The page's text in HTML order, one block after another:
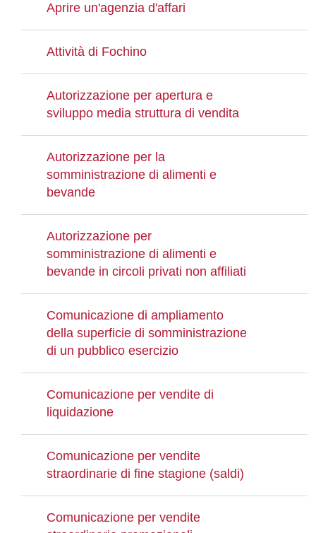
Aprire un'agenzia d'affari
Attività di Fochino
Autorizzazione per apertura e
sviluppo media struttura di vendita
Autorizzazione per la
somministrazione di alimenti e
bevande
Autorizzazione per
somministrazione di alimenti e
bevande in circoli privati non affiliati
Comunicazione di ampliamento
della superficie di somministrazione
di un pubblico esercizio
Comunicazione per vendite di
liquidazione
Comunicazione per vendite
straordinarie di fine stagione (saldi)
Comunicazione per vendite